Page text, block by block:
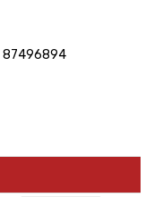
87496894